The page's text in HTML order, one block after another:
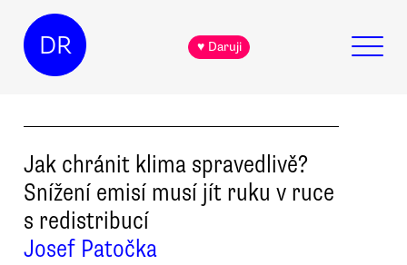
DR ♥ Daruji
Jak chránit klima spravedlivě?
Snížení emisí musí jít ruku v ruce
s redistribucí
Josef Patočka